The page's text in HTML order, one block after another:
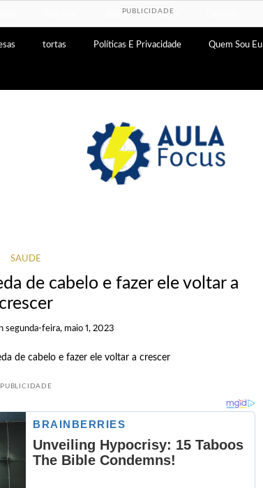
Bolos Doces
tortas Políticas E Privacidade Quem Sou Eu
SAÚDE
de cabelo e fazer ele voltar a
crescer
segunda-feira, maio 1, 2023
PUBLICIDADE
PUBLICIDADE